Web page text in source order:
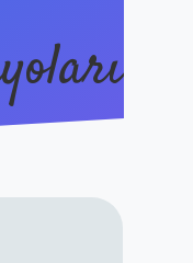
ilbet canlı maç